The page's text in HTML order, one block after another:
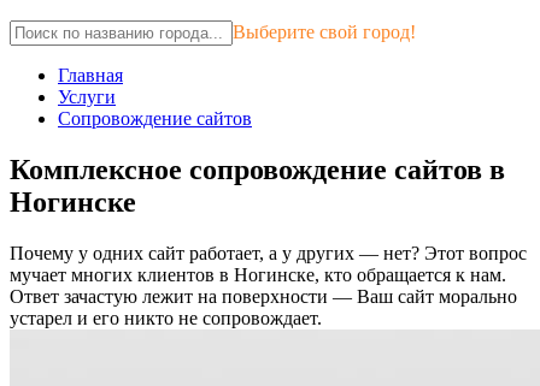
Выберите свой город!
Главная
Услуги
Сопровождение сайтов
Комплексное сопровождение сайтов в
Ногинске
Почему у одних сайт работает, а у других — нет? Этот вопрос
мучает многих клиентов в Ногинске, кто обращается к нам.
Ответ зачастую лежит на поверхности — Ваш сайт морально
устарел и его никто не сопровождает.